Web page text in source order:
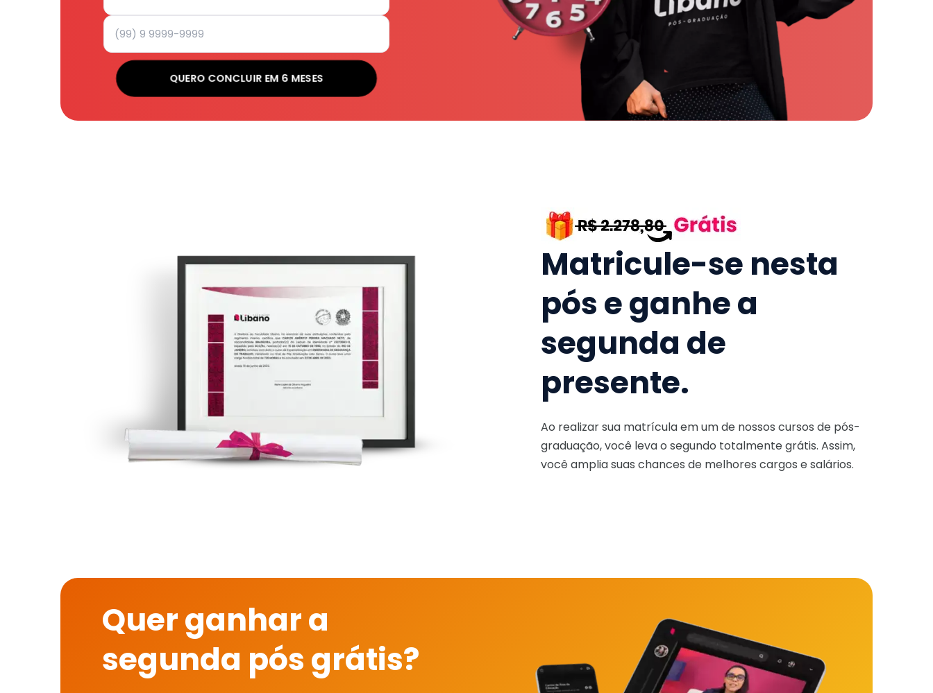
QUERO CONCLUIR EM 6 MESES
Matricule-se nesta
pós e ganhe a
segunda de
presente.
Ao realizar sua matrícula em um de nossos cursos de pós-
graduação, você leva o segundo totalmente grátis. Assim,
você amplia suas chances de melhores cargos e salários.
Quer ganhar a
segunda pós grátis?